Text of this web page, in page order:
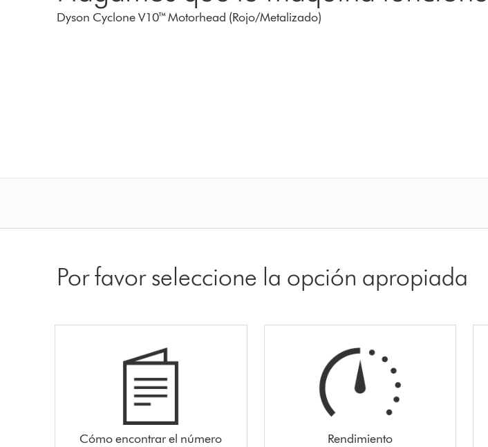
Dyson Cyclone V10™ Motorhead (Rojo/Metalizado)
Por favor seleccione la opción apropiada
Cómo encontrar el número
Rendimiento